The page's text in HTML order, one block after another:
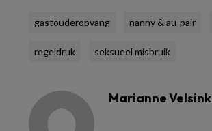
gastouderopvang nanny & au-pair
regeldruk seksueel misbruik
Marianne Velsink